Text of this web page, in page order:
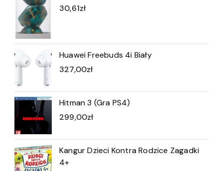
30,61zł
Huawei Freebuds 4i Biały
327,00zł
Hitman 3 (Gra PS4)
299,00zł
Kangur Dzieci Kontra Rodzice Zagadki
4+